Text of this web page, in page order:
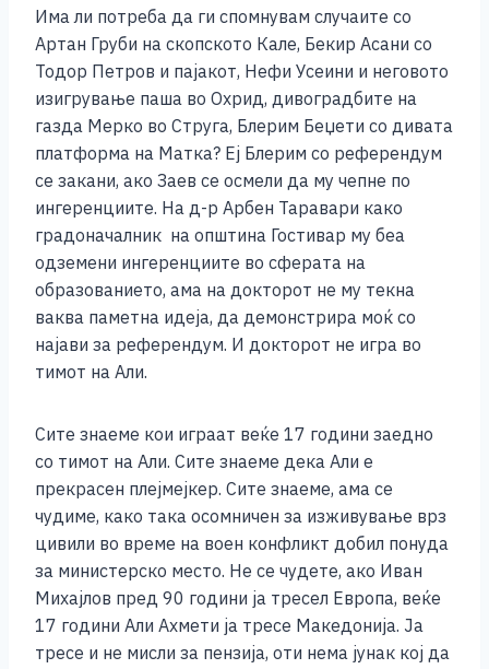
Има ли потреба да ги спомнувам случаите со
Артан Груби на скопското Кале, Бекир Асани со
Тодор Петров и пајакот, Нефи Усеини и неговото
изигрување паша во Охрид, дивоградбите на
газда Мерко во Струга, Блерим Беџети со дивата
платформа на Матка? Еј Блерим со референдум
се закани, ако Заев се осмели да му чепне по
ингеренциите. На д-р Арбен Таравари како
градоначалник на општина Гостивар му беа
одземени ингеренциите во сферата на
образованието, ама на докторот не му текна
ваква паметна идеја, да демонстрира моќ со
најави за референдум. И докторот не игра во
тимот на Али.
Сите знаеме кои играат веќе 17 години заедно
со тимот на Али. Сите знаеме дека Али е
прекрасен плејмејкер. Сите знаеме, ама се
чудиме, како така осомничен за изживување врз
цивили во време на воен конфликт добил понуда
за министерско место. Не се чудете, ако Иван
Михајлов пред 90 години ја тресел Европа, веќе
17 години Али Ахмети ја тресе Македонија. Ја
тресе и не мисли за пензија, оти нема јунак кој да